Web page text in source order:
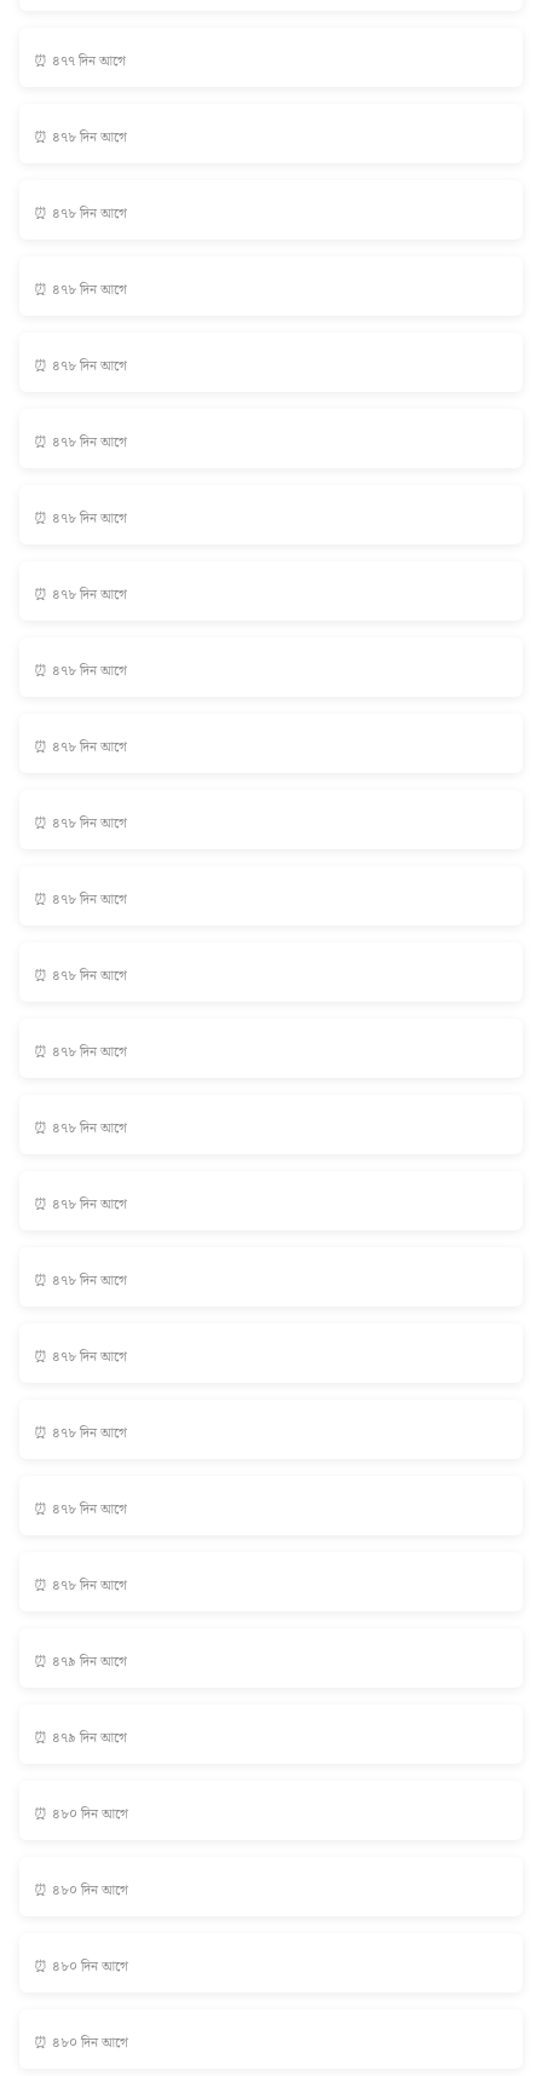
⏰ ৪৭৭ দিন আগে
⏰ ৪৭৮ দিন আগে
⏰ ৪৭৮ দিন আগে
⏰ ৪৭৮ দিন আগে
⏰ ৪৭৮ দিন আগে
⏰ ৪৭৮ দিন আগে
⏰ ৪৭৮ দিন আগে
⏰ ৪৭৮ দিন আগে
⏰ ৪৭৮ দিন আগে
⏰ ৪৭৮ দিন আগে
⏰ ৪৭৮ দিন আগে
⏰ ৪৭৮ দিন আগে
⏰ ৪৭৮ দিন আগে
⏰ ৪৭৮ দিন আগে
⏰ ৪৭৮ দিন আগে
⏰ ৪৭৮ দিন আগে
⏰ ৪৭৮ দিন আগে
⏰ ৪৭৮ দিন আগে
⏰ ৪৭৮ দিন আগে
⏰ ৪৭৮ দিন আগে
⏰ ৪৭৮ দিন আগে
⏰ ৪৭৯ দিন আগে
⏰ ৪৭৯ দিন আগে
⏰ ৪৮০ দিন আগে
⏰ ৪৮০ দিন আগে
⏰ ৪৮০ দিন আগে
⏰ ৪৮০ দিন আগে